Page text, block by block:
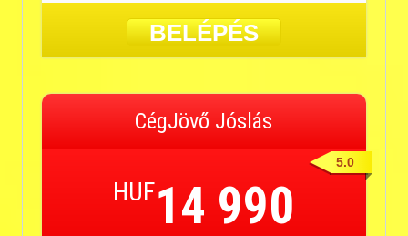
BELÉPÉS
5.0
CégJövő Jóslás
HUF14 990